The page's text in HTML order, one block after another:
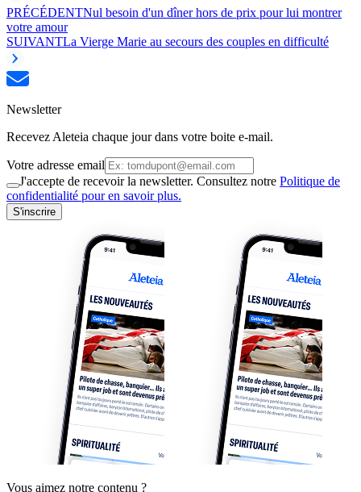
PRÉCÉDENTNul besoin d'un dîner hors de prix pour lui montrer
votre amour
SUIVANTLa Vierge Marie au secours des couples en difficulté
Newsletter
Recevez Aleteia chaque jour dans votre boite e-mail.
Votre adresse email
J'accepte de recevoir la newsletter. Consultez notre Politique de
confidentialité pour en savoir plus.
S'inscrire
Vous aimez notre contenu ?